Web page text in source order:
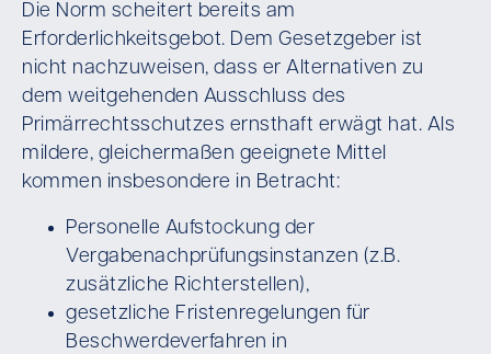
Die Norm scheitert bereits am
Erforderlichkeitsgebot. Dem Gesetzgeber ist
nicht nachzuweisen, dass er Alternativen zu
dem weitgehenden Ausschluss des
Primärrechtsschutzes ernsthaft erwägt hat. Als
mildere, gleichermaßen geeignete Mittel
kommen insbesondere in Betracht:
Personelle Aufstockung der
Vergabenachprüfungsinstanzen (z.B.
zusätzliche Richterstellen),
gesetzliche Fristenregelungen für
Beschwerdeverfahren in